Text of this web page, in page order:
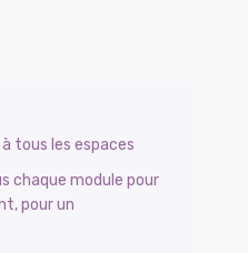
à tous les espaces
chaque module pour
pour un